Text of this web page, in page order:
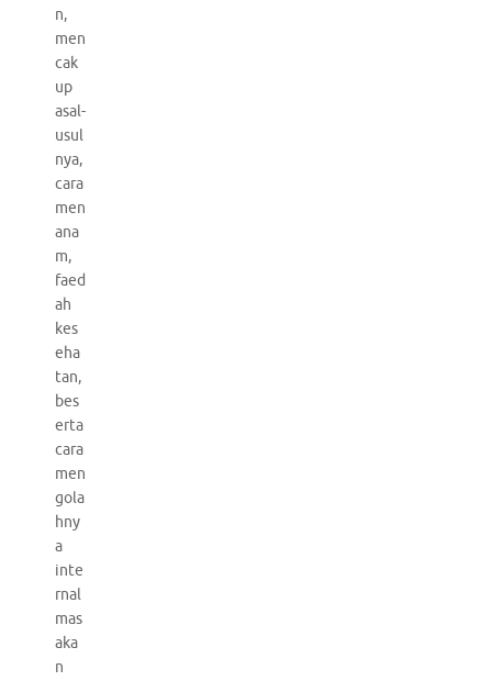
n,
men
cak
up
asal-
usul
nya,
cara
men
ana
m,
faed
ah
kes
eha
tan,
bes
erta
cara
men
gola
hny
a
inte
rnal
mas
aka
n